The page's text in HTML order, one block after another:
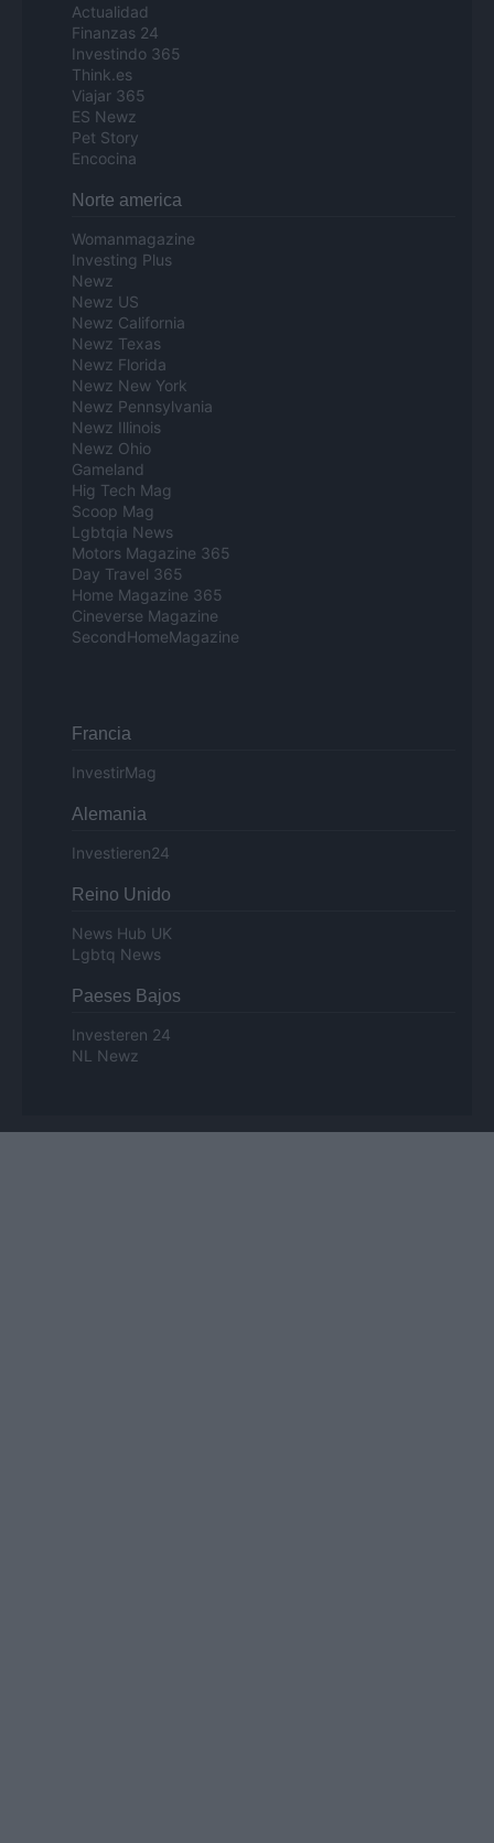
Actualidad
Finanzas 24
Investindo 365
Think.es
Viajar 365
ES Newz
Pet Story
Encocina
Norte america
Womanmagazine
Investing Plus
Newz
Newz US
Newz California
Newz Texas
Newz Florida
Newz New York
Newz Pennsylvania
Newz Illinois
Newz Ohio
Gameland
Hig Tech Mag
Scoop Mag
Lgbtqia News
Motors Magazine 365
Day Travel 365
Home Magazine 365
Cineverse Magazine
SecondHomeMagazine
Francia
InvestirMag
Alemania
Investieren24
Reino Unido
News Hub UK
Lgbtq News
Paeses Bajos
Investeren 24
NL Newz